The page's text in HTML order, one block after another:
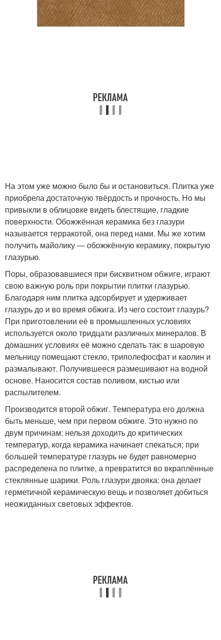
На этом уже можно было бы и остановиться. Плитка уже
приобрела достаточную твёрдость и прочность. Но мы
привыкли в облицовке видеть блестящие, гладкие
поверхности. Обожжённая керамика без глазури
называется терракотой, она перед нами. Мы же хотим
получить майолику ― обожжённую керамику, покрытую
глазурью.
Поры, образовавшиеся при бисквитном обжиге, играют
свою важную роль при покрытии плитки глазурью.
Благодаря ним плитка адсорбирует и удерживает
глазурь до и во время обжига. Из чего состоит глазурь?
При приготовлении её в промышленных условиях
используется около тридцати различных минералов. В
домашних условиях её можно сделать так: в шаровую
мельницу помещают стекло, триполефосфат и каолин и
размалывают. Получившееся размешивают на водной
основе. Наносится состав поливом, кистью или
распылителем.
Производится второй обжиг. Температура его должна
быть меньше, чем при первом обжиге. Это нужно по
двум причинам: нельзя доходить до критических
температур, когда керамика начинает спекаться; при
большей температуре глазурь не будет равномерно
распределена по плитке, а превратится во вкраплённые
стеклянные шарики. Роль глазури двояка: она делает
герметичной керамическую вещь и позволяет добиться
неожиданных световых эффектов.